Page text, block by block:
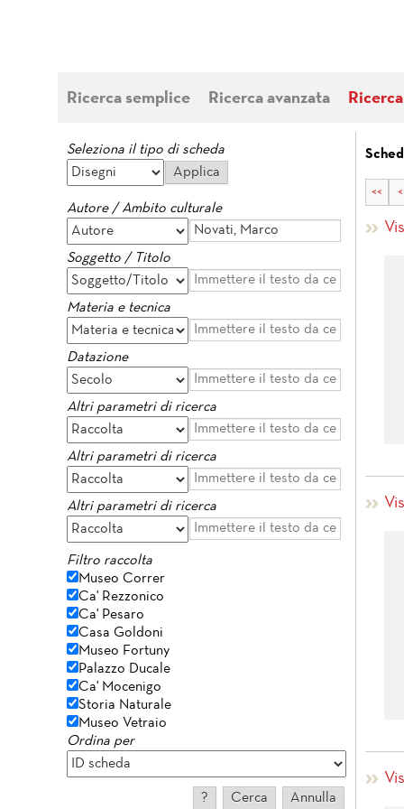
Ricerca semplice Ricerca avanzata
Seleziona il tipo di scheda
Autore / Ambito culturale
Soggetto / Titolo
Materia e tecnica
Datazione
Altri parametri di ricerca
Altri parametri di ricerca
Altri parametri di ricerca
Filtro raccolta
Museo Correr
Ca' Rezzonico
Ca' Pesaro
Casa Goldoni
Museo Fortuny
Palazzo Ducale
Ca' Mocenigo
Storia Naturale
Museo Vetraio
Ordina per
<< <